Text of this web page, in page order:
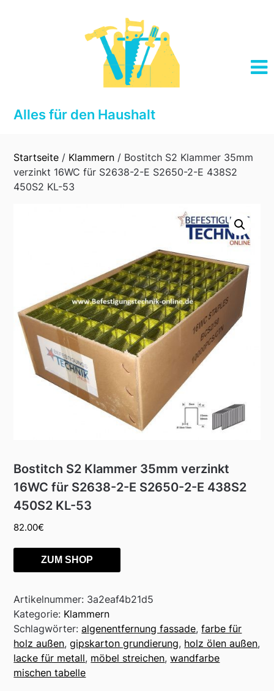
Alles für den Haushalt
Startseite / Klammern / Bostitch S2 Klammer 35mm
verzinkt 16WC für S2638-2-E S2650-2-E 438S2
450S2 KL-53
Bostitch S2 Klammer 35mm verzinkt
16WC für S2638-2-E S2650-2-E 438S2
450S2 KL-53
82.00€
ZUM SHOP
Artikelnummer: 3a2eaf4b21d5
Kategorie: Klammern
Schlagwörter:algenentfernung fassade,farbe für
holz außen,gipskarton grundierung, holz ölen außen,
lacke für metall, möbel streichen,wandfarbe
mischen tabelle